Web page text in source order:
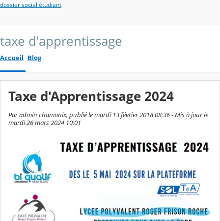
dossier social étudiant
taxe d'apprentissage
Accueil Blog
Taxe d'Apprentissage 2024
Par admin chamonix, publié le mardi 13 février 2018 08:36 - Mis à jour le
mardi 26 mars 2024 10:01